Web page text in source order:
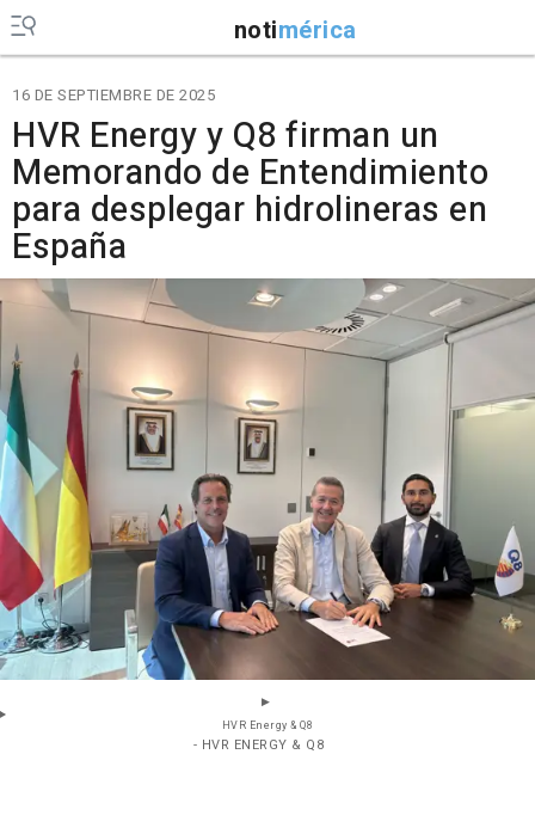
notimérica
16 DE SEPTIEMBRE DE 2025
HVR Energy y Q8 firman un
Memorando de Entendimiento
para desplegar hidrolineras en
España
HVR Energy & Q8
- HVR ENERGY & Q8